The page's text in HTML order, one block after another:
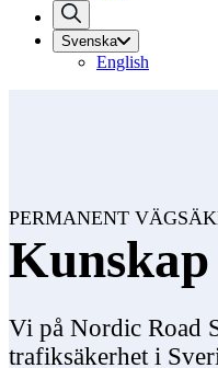
Svenska
English
PERMANENT
Vi på Nordic Road
trafiksäkerhet i